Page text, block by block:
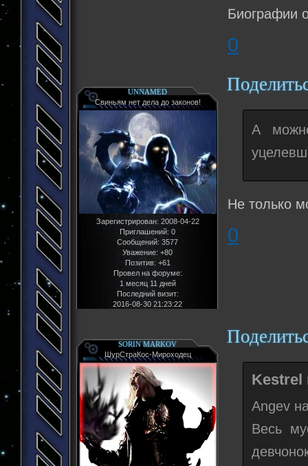
Биографии
0
UNNAMED
Свиньям нет дела до законов!
Зарегистрирован: 2008-04-22
Приглашений: 0
Сообщений: 3577
Уважение: +80
Позитив: +61
Провел на форуме:
1 месяц 11 дней
Последний визит:
2016-08-30 21:23:22
А
Не только
0
SORIN MARKOV
ШурСтраКос-Мироходец
Kestrel
Angev
Весь